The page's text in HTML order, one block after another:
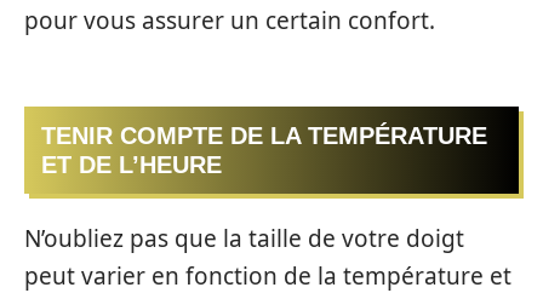
pour vous assurer un certain confort.
TENIR COMPTE DE LA TEMPÉRATURE
ET DE L’HEURE
N’oubliez pas que la taille de votre doigt
peut varier en fonction de la température et